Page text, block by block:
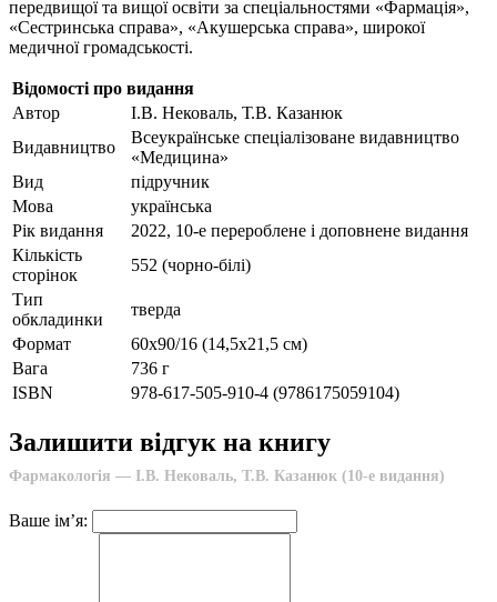
передвищої та вищої освіти за спеціальностями «Фармація»,
«Сестринська справа», «Акушерська справа», широкої
медичної громадськості.
Відомості про видання
Автор
І.В. Нековаль, Т.В. Казанюк
Видавництво
Всеукраїнське спеціалізоване видавництво
«Медицина»
Вид
підручник
Мова
українська
Рік видання
2022, 10-е перероблене і доповнене видання
Кількість
сторінок
552 (чорно-білі)
Тип
обкладинки
тверда
Формат
60х90/16 (14,5х21,5 см)
Вага
736 г
ISBN
978-617-505-910-4 (9786175059104)
Залишити відгук на книгу
Фармакологія — І.В. Нековаль, Т.В. Казанюк (10-е видання)
Ваше ім’я: